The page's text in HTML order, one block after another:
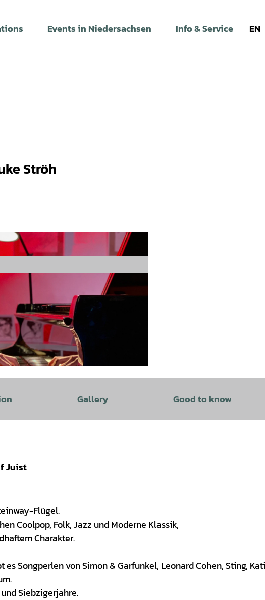
Events in Niedersachsen Info & Service EN
Ströh
Gallery Good to know
Juist
Flügel.
Coolpop, Folk, Jazz und Moderne Klassik,
Charakter.
Songperlen von Simon & Garfunkel, Leonard Cohen, Sting,
Siebzigerjahre.